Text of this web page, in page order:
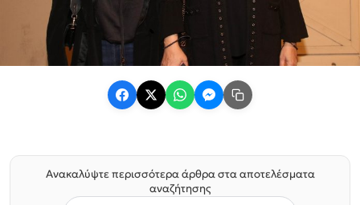
Ανακαλύψτε περισσότερα άρθρα στα αποτελέσματα
αναζήτησης